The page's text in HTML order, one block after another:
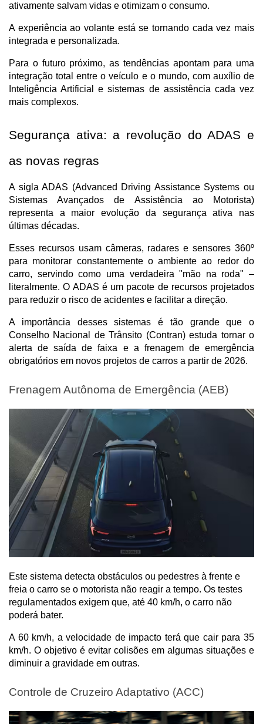
ativamente salvam vidas e otimizam o consumo.
A experiência ao volante está se tornando cada vez mais
integrada e personalizada.
Para o futuro próximo, as tendências apontam para uma
integração total entre o veículo e o mundo, com auxílio de
Inteligência Artificial e sistemas de assistência cada vez
mais complexos.
Segurança ativa: a revolução do ADAS e
as novas regras
A sigla ADAS (Advanced Driving Assistance Systems ou
Sistemas Avançados de Assistência ao Motorista)
representa a maior evolução da segurança ativa nas
últimas décadas.
Esses recursos usam câmeras, radares e sensores 360º
para monitorar constantemente o ambiente ao redor do
carro, servindo como uma verdadeira "mão na roda" –
literalmente. O ADAS é um pacote de recursos projetados
para reduzir o risco de acidentes e facilitar a direção.
A importância desses sistemas é tão grande que o
Conselho Nacional de Trânsito (Contran) estuda tornar o
alerta de saída de faixa e a frenagem de emergência
obrigatórios em novos projetos de carros a partir de 2026.
Frenagem Autônoma de Emergência (AEB)
Este sistema detecta obstáculos ou pedestres à frente e
freia o carro se o motorista não reagir a tempo. Os testes
regulamentados exigem que, até 40 km/h, o carro não
poderá bater.
A 60 km/h, a velocidade de impacto terá que cair para 35
km/h. O objetivo é evitar colisões em algumas situações e
diminuir a gravidade em outras.
Controle de Cruzeiro Adaptativo (ACC)